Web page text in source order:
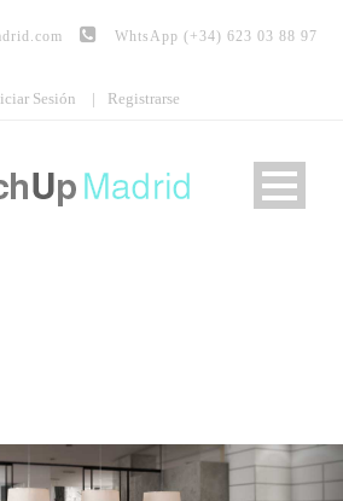
WhtsApp (+34) 623 03 88 97
Sesión | Registrarse